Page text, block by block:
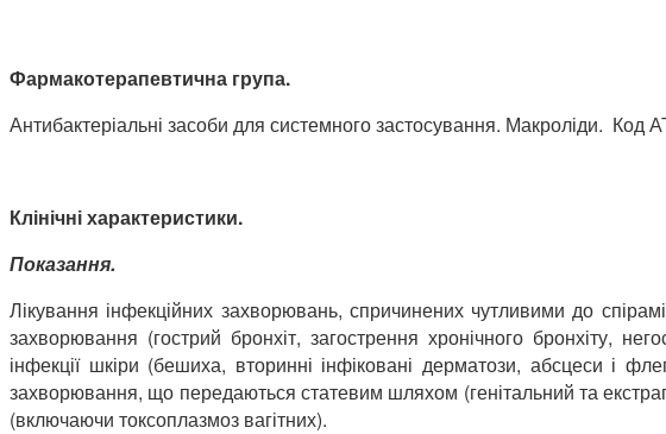
Фармакотерапевтична група.
Антибактеріальні засоби для системного застосування. Макроліди. Код
Клінічні характеристики.
Показання.
Лікування інфекційних захворювань, спричинених чутливими до
захворювання (гострий бронхіт, загострення хронічного бронхіту,
інфекції шкіри (бешиха, вторинні інфіковані дерматози, абсцеси і
захворювання, що передаються статевим шляхом (генітальний та
(включаючи токсоплазмоз вагітних).